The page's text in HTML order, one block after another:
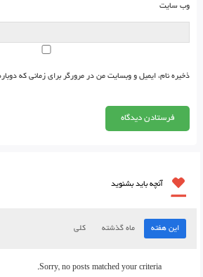
وب‌ سایت
ذخیره نام، ایمیل و وبسایت من در مرورگر برای زمانی که
آنچه باید بشنوید
این هفته ماه گذشته کلی
Sorry, no posts matched your criteria.